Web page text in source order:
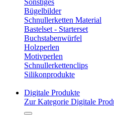
Sonstiges
Bügelbilder
Schnullerketten Material
Bastelset - Starterset
Buchstabenwürfel
Holzperlen
Motivperlen
Schnullerkettenclips
Silikonprodukte
Digitale Produkte
Zur Kategorie Digitale